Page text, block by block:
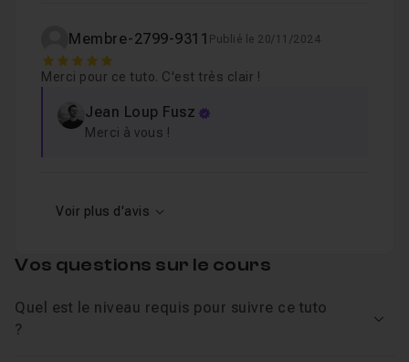
Membre-2799-9311 Publié le 20/11/2024
5
Merci pour ce tuto. C'est très clair !
Jean Loup Fusz
Merci à vous !
Voir plus d'avis
Vos questions sur le cours
Quel est le niveau requis pour suivre ce tuto
?